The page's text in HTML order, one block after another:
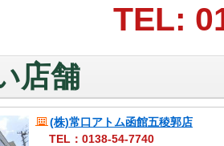
TEL:
店舗
(株)常口アトム函館五稜郭店
TEL：0138-54-7740